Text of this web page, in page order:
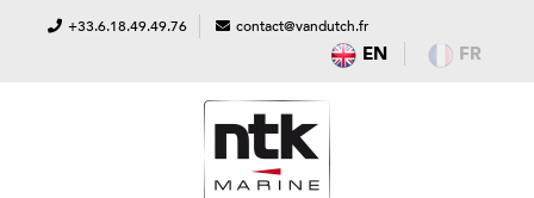
+33.6.18.49.49.76 contact@vandutch.fr
EN FR